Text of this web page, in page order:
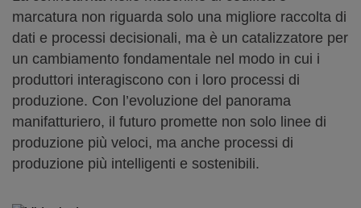
marcatura non riguarda solo una migliore raccolta di
dati e processi decisionali, ma è un catalizzatore per
un cambiamento fondamentale nel modo in cui i
produttori interagiscono con i loro processi di
produzione. Con l’evoluzione del panorama
manifatturiero, il futuro promette non solo linee di
produzione più veloci, ma anche processi di
produzione più intelligenti e sostenibili.